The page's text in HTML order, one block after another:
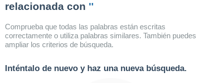
relacionada con ''
Comprueba que todas las palabras están escritas
correctamente o utiliza palabras similares. También puedes
ampliar los criterios de búsqueda.
Inténtalo de nuevo y haz una nueva búsqueda.